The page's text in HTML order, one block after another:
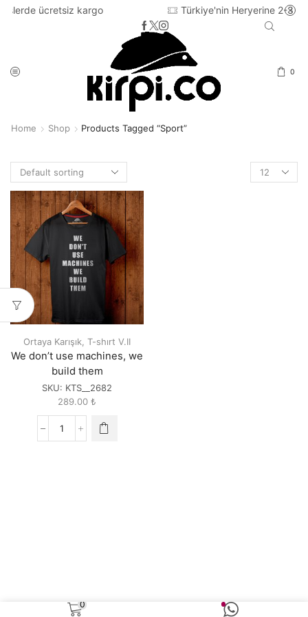
kargo Türkiye'nin Heryerine 2-3 iş günü içinde
0
Home Shop Products Tagged “sport”
Products
per
Ortaya Karışık, T-shırt V.II
We don’t use machines, we
build them
SKU: KTS__2682
289.00 ₺
We
0